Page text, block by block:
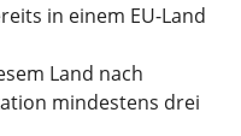
in einem EU-Land
Land nach
mindestens drei